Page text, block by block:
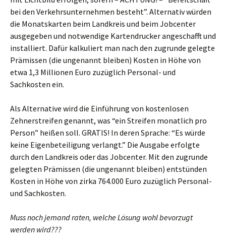
bei den Verkehrsunternehmen besteht”. Alternativ würden
die Monatskarten beim Landkreis und beim Jobcenter
ausgegeben und notwendige Kartendrucker angeschafft und
installiert. Dafür kalkuliert man nach den zugrunde gelegte
Prämissen (die ungenannt bleiben) Kosten in Höhe von
etwa 1,3 Millionen Euro zuzüglich Personal- und
Sachkosten ein.
Als Alternative wird die Einführung von kostenlosen
Zehnerstreifen genannt, was “ein Streifen monatlich pro
Person” heißen soll. GRATIS! In deren Sprache: “Es würde
keine Eigenbeteiligung verlangt.” Die Ausgabe erfolgte
durch den Landkreis oder das Jobcenter. Mit den zugrunde
gelegten Prämissen (die ungenannt bleiben) entstünden
Kosten in Höhe von zirka 764.000 Euro zuzüglich Personal-
und Sachkosten.
Muss noch jemand raten, welche Lösung wohl bevorzugt
werden wird???